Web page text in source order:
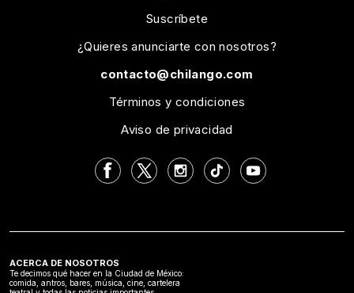
Suscríbete
¿Quieres anunciarte con nosotros?
contacto@chilango.com
Términos y condiciones
Aviso de privacidad
ACERCA DE NOSOTROS
Te decimos qué hacer en la Ciudad de México:
comida, antros, bares, música, cine, cartelera